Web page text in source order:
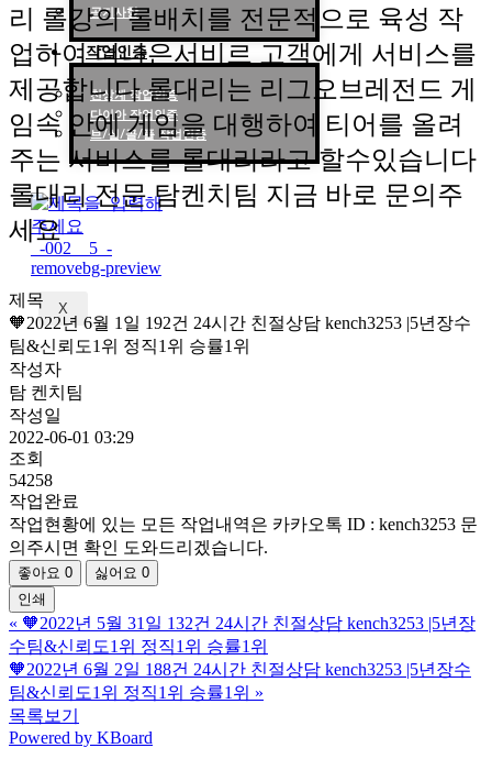
공지사항
작업인증
천상계 작업인증
다이아 작업인증
브/실/골/플 작업인증
X
리 롤강의 롤배치를 전문적으로 육성 작
업하여 더나은서비르 고객에게 서비스를
제공합니다 롤대리는 리그오브레전드 게
임속 안에 게임을 대행하여 티어를 올려
주는 서비스를 롤대리라고 할수있습니다
롤대리 전문 탐켄치팀 지금 바로 문의주
세요
제목
🧡2022년 6월 1일 192건 24시간 친절상담 kench3253 |5년장수
팀&신뢰도1위 정직1위 승률1위
작성자
탐 켄치팀
작성일
2022-06-01 03:29
조회
54258
작업완료
작업현황에 있는 모든 작업내역은 카카오톡 ID : kench3253 문
의주시면 확인 도와드리겠습니다.
좋아요 0 싫어요 0
인쇄
« 🧡2022년 5월 31일 132건 24시간 친절상담 kench3253 |5년장
수팀&신뢰도1위 정직1위 승률1위
🧡2022년 6월 2일 188건 24시간 친절상담 kench3253 |5년장수
팀&신뢰도1위 정직1위 승률1위 »
목록보기
Powered by KBoard